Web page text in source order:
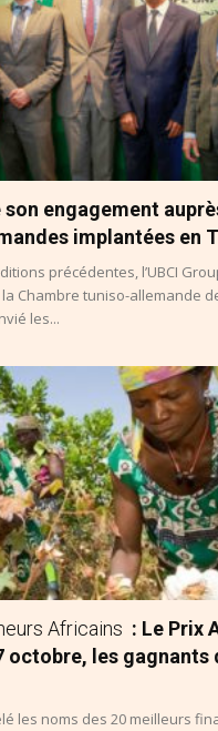
son engagement
implantées en
précédentes, l’UBCI
Chambre tuniso-allemande
les...
Africains : Le Prix
octobre, les gagnants
les noms des 20 meilleurs